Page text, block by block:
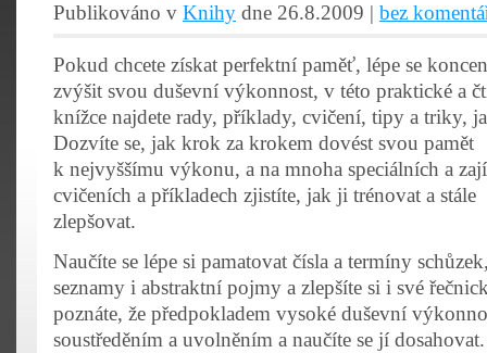
Publikováno v Knihy dne 26.8.2009 | bez
Pokud chcete získat perfektní paměť, lépe se
zvýšit svou duševní výkonnost, v této praktické a
knížce najdete rady, příklady, cvičení, tipy a triky,
Dozvíte se, jak krok za krokem dovést svou pamět
k nejvyššímu výkonu, a na mnoha speciálních a
cvičeních a příkladech zjistíte, jak ji trénovat a stále
zlepšovat.
Naučíte se lépe si pamatovat čísla a termíny
seznamy i abstraktní pojmy a zlepšíte si i své
poznáte, že předpokladem vysoké duševní
soustředěním a uvolněním a naučíte se jí